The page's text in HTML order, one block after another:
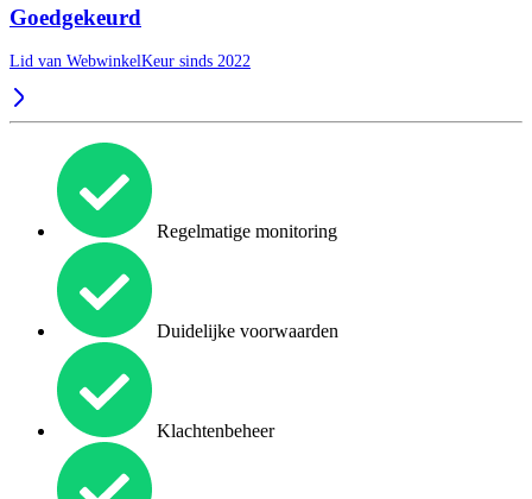
Goedgekeurd
Lid van WebwinkelKeur sinds 2022
Regelmatige monitoring
Duidelijke voorwaarden
Klachtenbeheer